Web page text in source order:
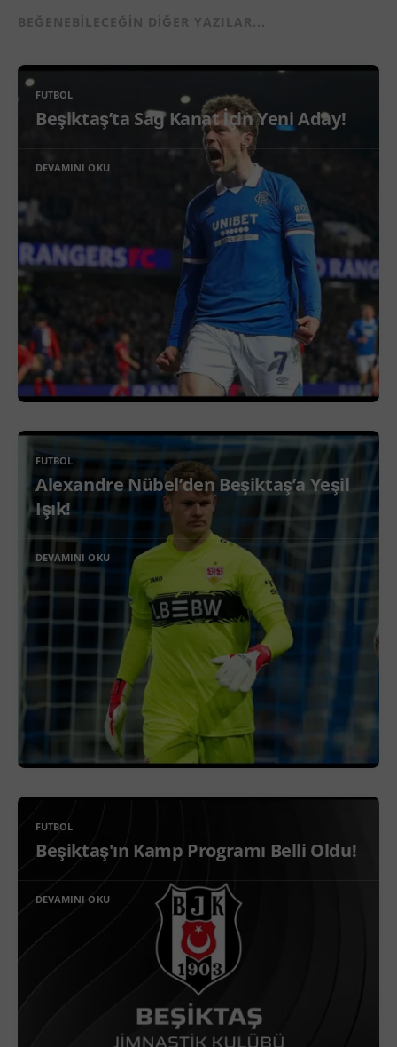
BEĞENEBILECEĞIN DIĞER YAZILAR...
FUTBOL
Beşiktaş’ta Sağ Kanat İçin Yeni Aday!
DEVAMINI OKU
FUTBOL
Alexandre Nübel’den Beşiktaş’a Yeşil
Işık!
DEVAMINI OKU
FUTBOL
Beşiktaş'ın Kamp Programı Belli Oldu!
DEVAMINI OKU